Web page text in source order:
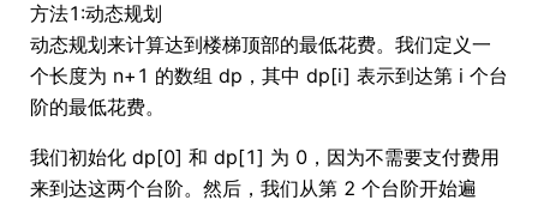
方法1:动态规划
动态规划来计算达到楼梯顶部的最低花费。我们定义一
个长度为 n+1 的数组 dp，其中 dp[i] 表示到达第 i 个台
阶的最低花费。
我们初始化 dp[0] 和 dp[1] 为 0，因为不需要支付费用
来到达这两个台阶。然后，我们从第 2 个台阶开始遍